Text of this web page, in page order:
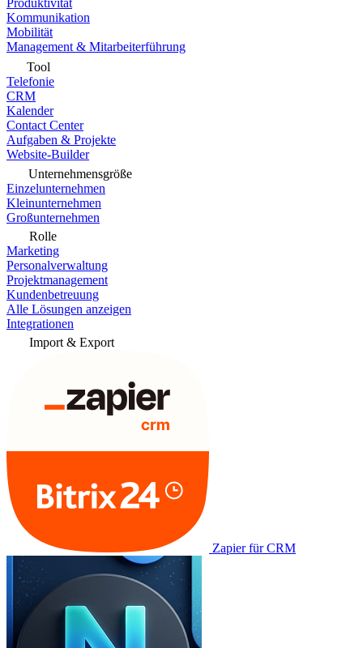
Produktivität
Kommunikation
Mobilität
Management & Mitarbeiterführung
Tool
Telefonie
CRM
Kalender
Contact Center
Aufgaben & Projekte
Website-Builder
Unternehmensgröße
Einzelunternehmen
Kleinunternehmen
Großunternehmen
Rolle
Marketing
Personalverwaltung
Projektmanagement
Kundenbetreuung
Alle Lösungen anzeigen
Integrationen
Import & Export
Zapier für CRM